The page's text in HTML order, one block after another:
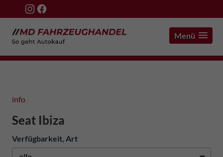
Menü
info
Seat Ibiza
Verfügbarkeit, Art